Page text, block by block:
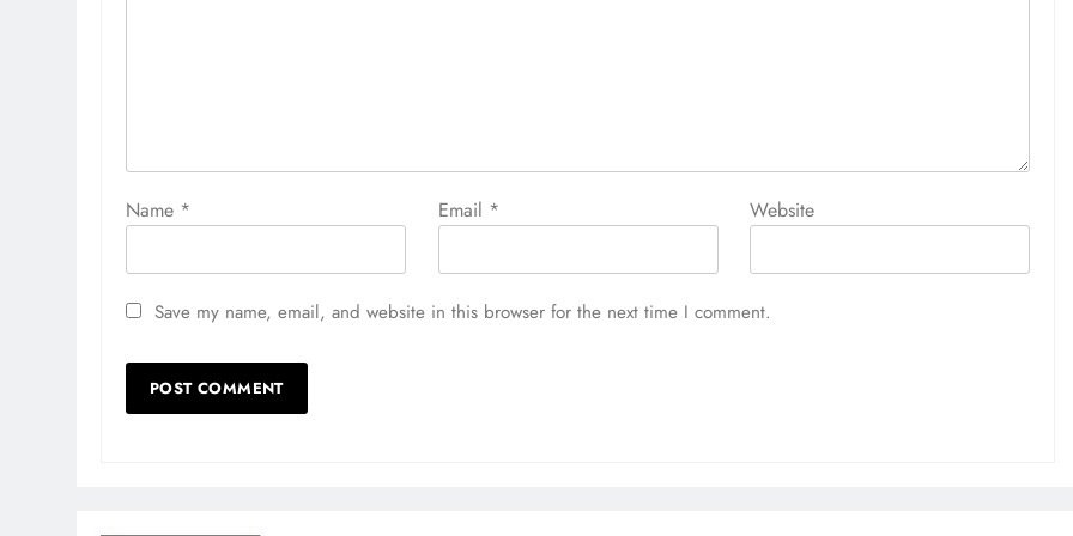
Name * Email * Website
Save my name, email, and website in this browser for the next time I comment.